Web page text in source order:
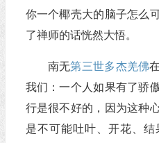
你一个椰壳大的脑子怎么
了禅师的话恍然大悟。
南无第三世多杰羌佛
我们：一个人如果有了骄
行是很不好的，因为这种
是不可能吐叶、开花、